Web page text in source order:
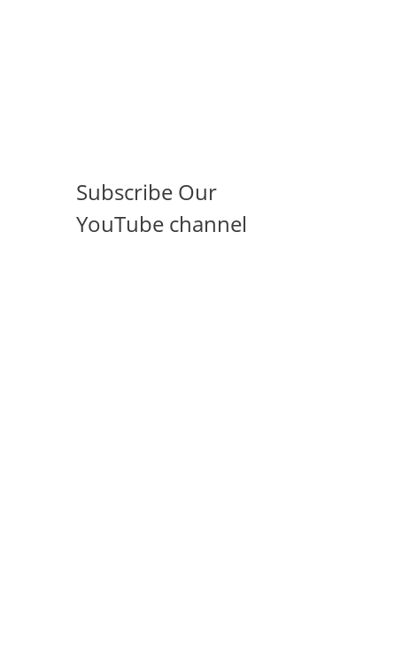
Subscribe Our
YouTube channel